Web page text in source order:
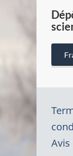
Avis